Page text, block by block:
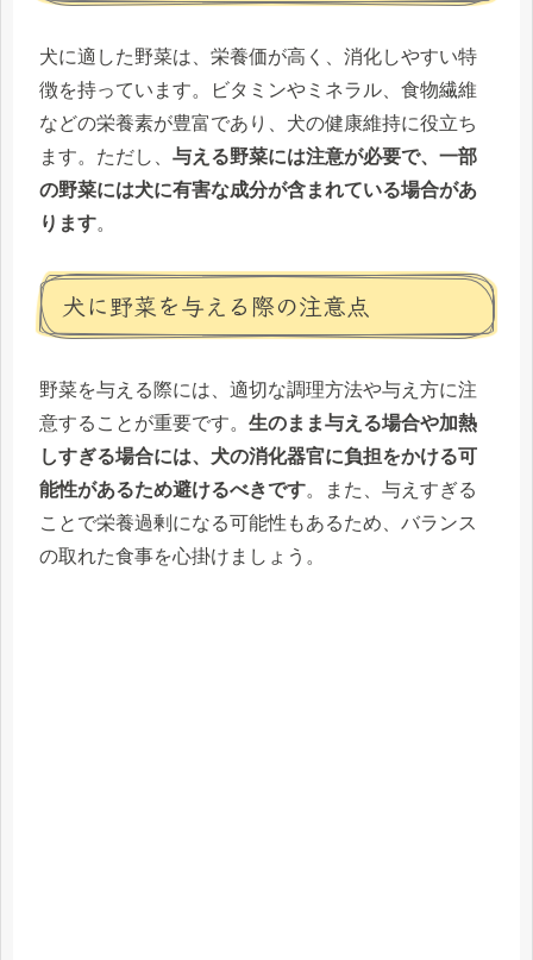
犬に適した野菜は、栄養価が高く、消化しやすい特
徴を持っています。ビタミンやミネラル、食物繊維
などの栄養素が豊富であり、犬の健康維持に役立ち
ます。ただし、 与える野菜には注意が必要で、一部
の野菜には犬に有害な成分が含まれている場合があ
ります。
犬に野菜を与える際の注意点
野菜を与える際には、適切な調理方法や与え方に注
意することが重要です。 生のまま与える場合や加熱
しすぎる場合には、犬の消化器官に負担をかける可
能性があるため避けるべきです。また、与えすぎる
ことで栄養過剰になる可能性もあるため、バランス
の取れた食事を心掛けましょう。